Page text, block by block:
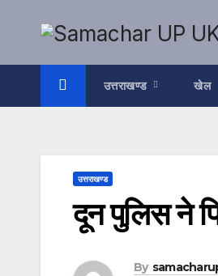
उत्तराखण्ड खेल
उत्तराखण्ड
दून पुलिस ने
By